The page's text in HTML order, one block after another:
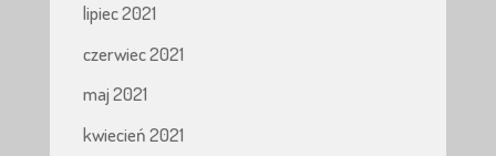
lipiec 2021
czerwiec 2021
maj 2021
kwiecień 2021